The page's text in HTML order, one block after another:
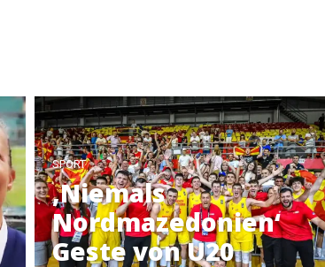
SPORT
‚Niemals
Nordmazedonien‘
Geste von U20